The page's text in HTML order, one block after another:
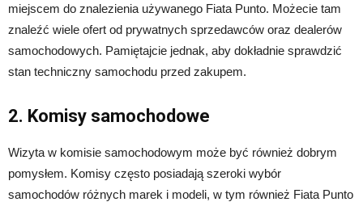
miejscem do znalezienia używanego Fiata Punto. Możecie tam
znaleźć wiele ofert od prywatnych sprzedawców oraz dealerów
samochodowych. Pamiętajcie jednak, aby dokładnie sprawdzić
stan techniczny samochodu przed zakupem.
2. Komisy samochodowe
Wizyta w komisie samochodowym może być również dobrym
pomysłem. Komisy często posiadają szeroki wybór
samochodów różnych marek i modeli, w tym również Fiata Punto